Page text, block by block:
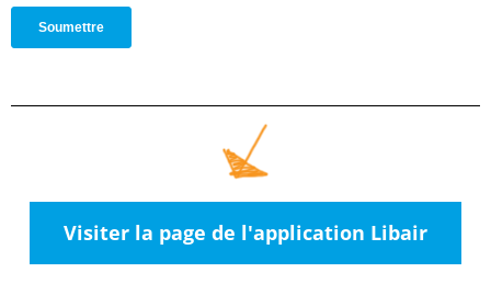
Visiter la page de l'application Libair